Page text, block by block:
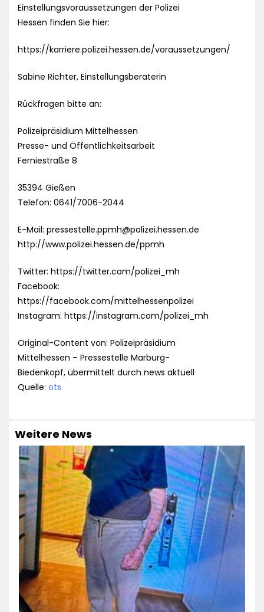
Einstellungsvoraussetzungen der Polizei
Hessen finden Sie hier:
https://karriere.polizei.hessen.de/voraussetzungen/
Sabine Richter, Einstellungsberaterin
Rückfragen bitte an:
Polizeipräsidium Mittelhessen
Presse- und Öffentlichkeitsarbeit
Ferniestraße 8
35394 Gießen
Telefon: 0641/7006-2044
E-Mail: pressestelle.ppmh@polizei.hessen.de
http://www.polizei.hessen.de/ppmh
Twitter: https://twitter.com/polizei_mh
Facebook:
https://facebook.com/mittelhessenpolizei
Instagram: https://instagram.com/polizei_mh
Original-Content von: Polizeipräsidium
Mittelhessen – Pressestelle Marburg-
Biedenkopf, übermittelt durch news aktuell
Quelle: ots
Weitere News